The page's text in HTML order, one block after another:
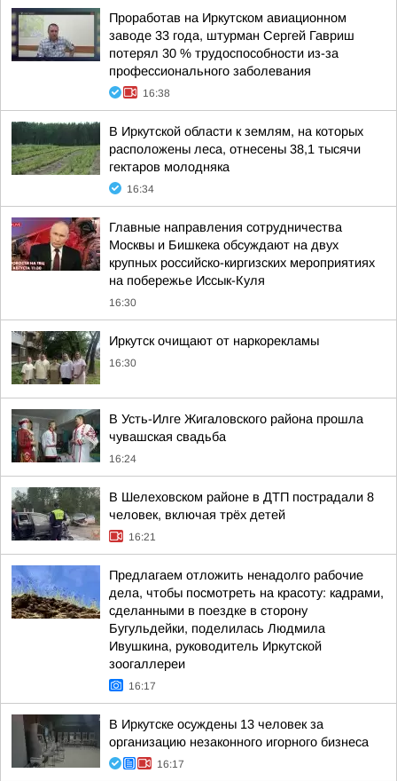
Проработав на Иркутском авиационном
заводе 33 года, штурман Сергей Гавриш
потерял 30 % трудоспособности из-за
профессионального заболевания
16:38
В Иркутской области к землям, на которых
расположены леса, отнесены 38,1 тысячи
гектаров молодняка
16:34
Главные направления сотрудничества
Москвы и Бишкека обсуждают на двух
крупных российско-киргизских мероприятиях
на побережье Иссык-Куля
16:30
Иркутск очищают от наркорекламы
16:30
В Усть-Илге Жигаловского района прошла
чувашская свадьба
16:24
В Шелеховском районе в ДТП пострадали 8
человек, включая трёх детей
16:21
Предлагаем отложить ненадолго рабочие
дела, чтобы посмотреть на красоту: кадрами,
сделанными в поездке в сторону
Бугульдейки, поделилась Людмила
Ивушкина, руководитель Иркутской
зоогаллереи
16:17
В Иркутске осуждены 13 человек за
организацию незаконного игорного бизнеса
16:17